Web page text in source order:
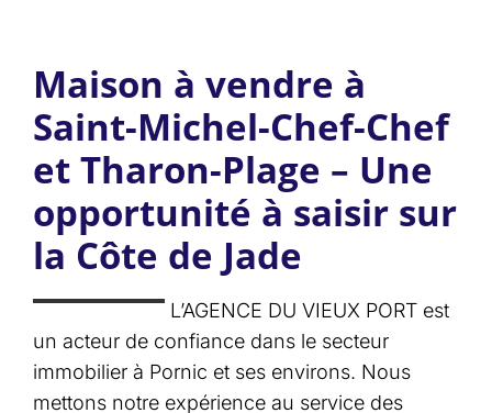
Maison à vendre à
Saint-Michel-Chef-Chef
et Tharon-Plage – Une
opportunité à saisir sur
la Côte de Jade
L’AGENCE DU VIEUX PORT est
un acteur de confiance dans le secteur
immobilier à Pornic et ses environs. Nous
mettons notre expérience au service des